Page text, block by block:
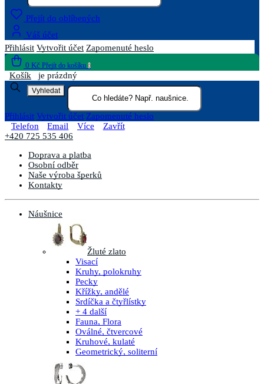
Přejít do oblíbených
Váš účet
Přihlásit Vytvořit účet Zapomenuté heslo
0 Kč Přejít do košíku 0
Košík je prázdný
Vyhledat
Přihlásit Vytvořit účet Zapomenuté heslo
Telefon
Email Více
Zavřít
+420 725 535 406
Doprava a platba
Osobní odběr
Naše výroba šperků
Kontakty
Náušnice
Žluté zlato
Visací
Kruhy, polokruhy
Pecky
Křížky, andělé
Srdíčka a čtyřlístky
+ 4 další
Fauna, Flora
Oválné, čtvercové
Kruhové, kulaté
Geometrický, soliterní